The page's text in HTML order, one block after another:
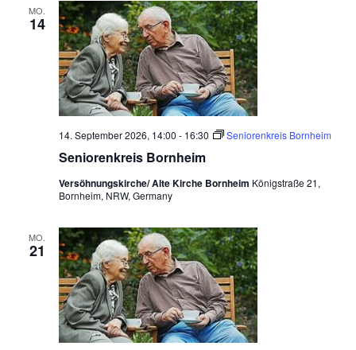
MO.
14
Seniorenkreis Bornheim
14. September 2026, 14:00 - 16:30 Seniorenkreis Bornheim
Versöhnungskirche/ Alte Kirche Bornheim Königstraße 21,
Bornheim, NRW, Germany
MO.
21